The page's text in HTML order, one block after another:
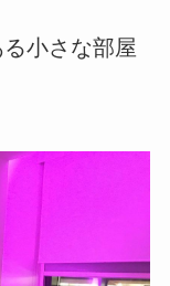
小さな部屋